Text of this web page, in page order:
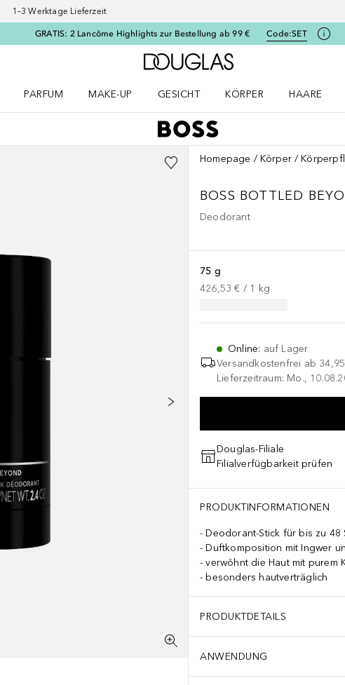
1–3 Werktage Lieferzeit
GRATIS: 2 Lancôme Highlights zur Bestellung ab 99 € Code:SET
Zur Douglas Startseite
PARFUM
MAKE-UP
GESICHT
KÖRPER
HAARE
Homepage Körper
BOSS BOTTLED
Deodorant
75 g
426,53 € / 1 kg
Online: auf Lager
Versandkostenfrei ab
Lieferzeitraum: Mo.,
Douglas-Filiale
Filialverfügbarkeit prüfen
PRODUKTINFORMATIONEN
Deodorant-Stick für bis zu 48
Duftkomposition mit Ingwer
verwöhnt die Haut mit purem
besonders hautverträglich
PRODUKTDETAILS
ANWENDUNG